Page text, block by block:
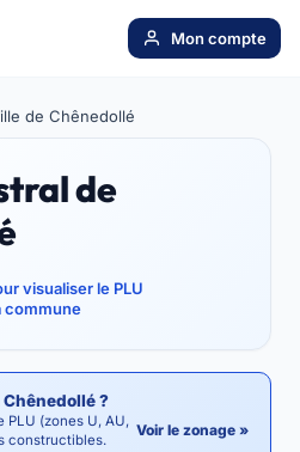
Mon compte
de Chênedollé
de
visualiser le PLU
commune
?
PLU (zones U, AU,
constructibles.
Voir le zonage »